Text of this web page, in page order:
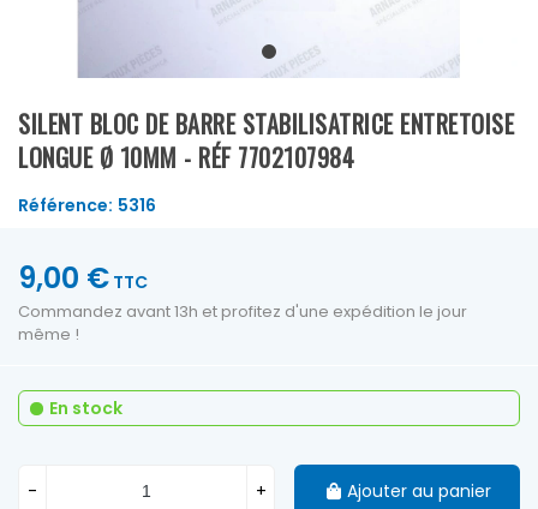
SILENT BLOC DE BARRE STABILISATRICE ENTRETOISE
LONGUE Ø 10MM - RÉF 7702107984
Référence: 5316
9,00 € TTC
Commandez avant 13h et profitez d'une expédition le jour
même !
En stock
- + Ajouter au panier